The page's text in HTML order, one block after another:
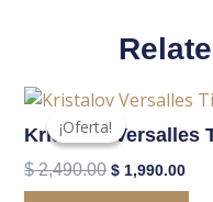
¡Oferta!
¡Oferta!
Kristalov Versalles
$2,490.00
El
precio
original
era:
$ 2,490.00.
$ 1,990.00
El
es:
$